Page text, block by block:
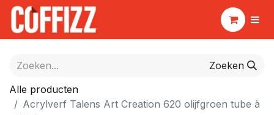
Zoeken
Alle producten
Acrylverf Talens Art Creation 620 olijfgroen tube à